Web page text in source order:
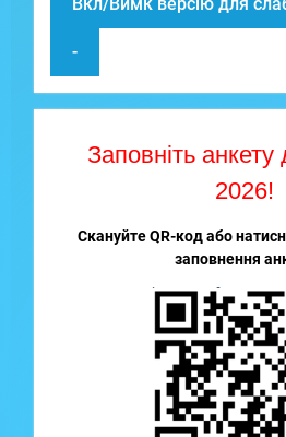
-
Заповніть
2026!
Скануйте QR-код або
заповнення